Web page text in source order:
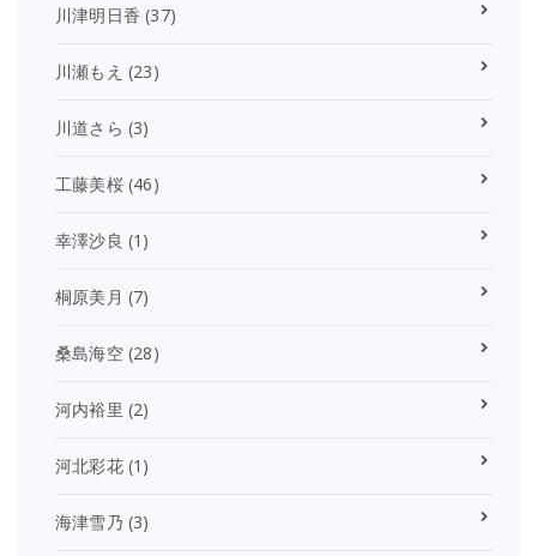
川津明日香 (37)
川瀬もえ (23)
川道さら (3)
工藤美桜(46)
幸澤沙良 (1)
桐原美月 (7)
桑島海空(28)
河内裕里 (2)
河北彩花(1)
海津雪乃 (3)